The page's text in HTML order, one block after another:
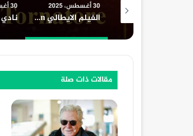
الفيلم الايطالي upside down في حفل افتتاح مهرجان الامل السينمائي الدولي بحضور المخرج الإيطالي LUCA TORNATORE و الناقد الإيطالي جيورجيو لوكانطونيو
30 أغسطس، 2025
مقالات ذات صلة